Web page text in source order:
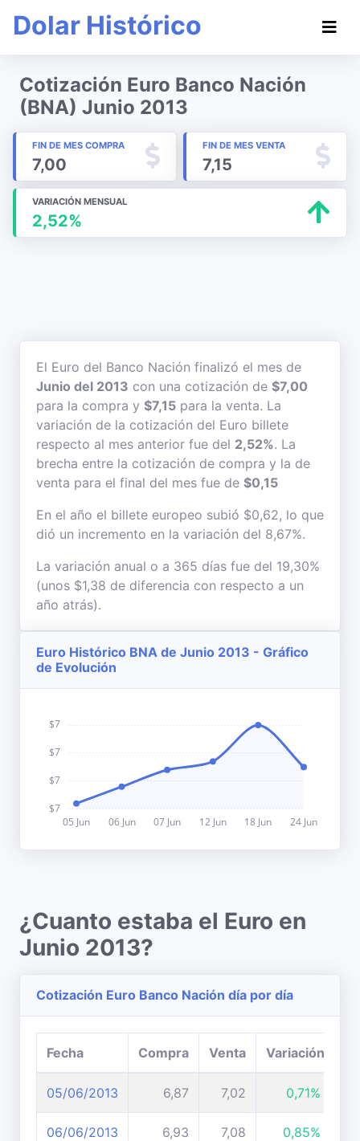
Dolar Histórico
Cotización Euro Banco Nación
(BNA) Junio 2013
FIN DE MES COMPRA
7,00
FIN DE MES VENTA
7,15
VARIACIÓN MENSUAL
2,52%
El Euro del Banco Nación finalizó el mes de
Junio del 2013 con una cotización de $7,00
para la compra y $7,15 para la venta. La
variación de la cotización del Euro billete
respecto al mes anterior fue del 2,52%. La
brecha entre la cotización de compra y la de
venta para el final del mes fue de $0,15
En el año el billete europeo subió $0,62, lo que
dió un incremento en la variación del 8,67%.
La variación anual o a 365 días fue del 19,30%
(unos $1,38 de diferencia con respecto a un
año atrás).
Euro Histórico BNA de Junio 2013 - Gráfico
de Evolución
¿Cuanto estaba el Euro en
Junio 2013?
Cotización Euro Banco Nación día por día
Fecha Compra Venta Variación
05/06/2013 6,87 7,02 0,71%
06/06/2013 6,93 7,08 0,85%